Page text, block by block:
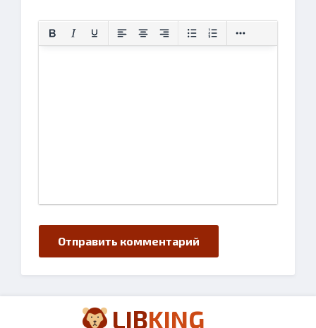
Отправить комментарий
LIBKING